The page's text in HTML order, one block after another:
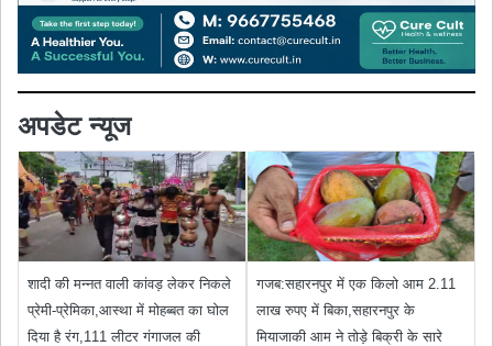
अपडेट न्यूज
शादी की मन्नत वाली कांवड़ लेकर निकले
प्रेमी-प्रेमिका,आस्था में मोहब्बत का घोल
दिया है रंग,111 लीटर गंगाजल की
गजब:सहारनपुर में एक किलो आम 2.11
लाख रुपए में बिका,सहारनपुर के
मियाजाकी आम ने तोड़े बिक्री के सारे